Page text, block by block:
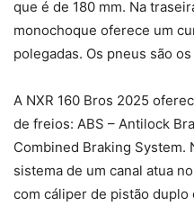
que é de 180 mm. Na
monochoque oferece um
polegadas. Os pneus são
A NXR 160 Bros 2025
de freios: ABS – Antilock
Combined Braking System.
sistema de um canal atua
com cáliper de pistão